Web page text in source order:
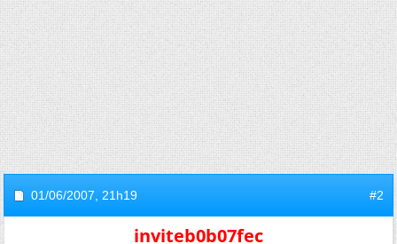
01/06/2007, 21h19 #2
inviteb0b07fec